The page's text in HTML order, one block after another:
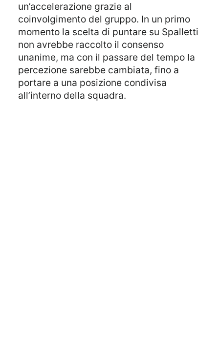
un’accelerazione grazie al
coinvolgimento del gruppo. In un primo
momento la scelta di puntare su Spalletti
non avrebbe raccolto il consenso
unanime, ma con il passare del tempo la
percezione sarebbe cambiata, fino a
portare a una posizione condivisa
all’interno della squadra.